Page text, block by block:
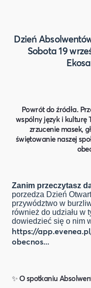
Dzień
Sobota 19
Powrót do źródła.
wspólny język i kulturę
zrzucenie masek,
świętowanie naszej
Zanim przeczytasz
porzedza Dzień
przywództwo w
również do udziału w
dowiedzieć się o nim
https://
obecnos...
✨ O spotkaniu